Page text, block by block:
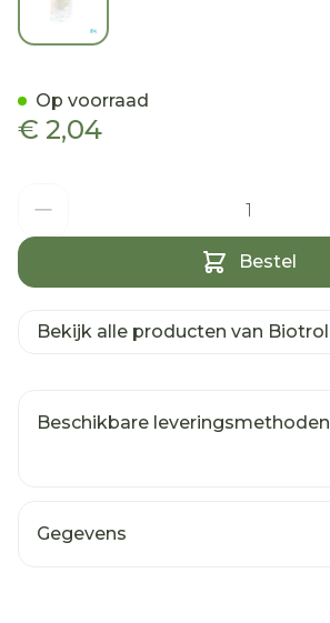
€ 2,04
Bestel
Op voorraad
Bekijk alle producten van Biotrol
Beschikbare leveringsmethoden
Gegevens